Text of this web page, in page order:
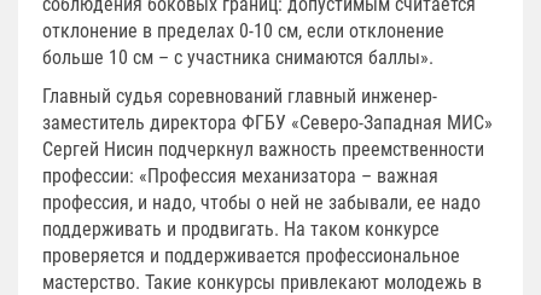
отклонение в пределах 0-10 см, если отклонение
больше 10 см – с участника снимаются баллы».
Главный судья соревнований главный инженер-
заместитель директора ФГБУ «Северо-Западная МИС»
Сергей Нисин подчеркнул важность преемственности
профессии: «Профессия механизатора – важная
профессия, и надо, чтобы о ней не забывали, ее надо
поддерживать и продвигать. На таком конкурсе
проверяется и поддерживается профессиональное
мастерство. Такие конкурсы привлекают молодежь в